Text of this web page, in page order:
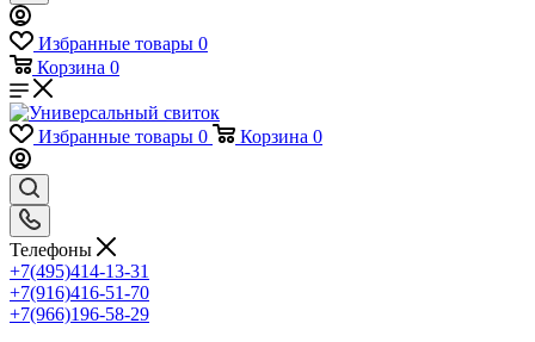
Избранные товары 0
Корзина 0
Избранные товары 0 Корзина 0
Телефоны
+7(495)414-13-31
+7(916)416-51-70
+7(966)196-58-29